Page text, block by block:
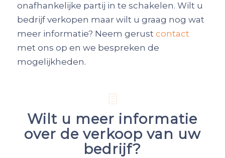
onafhankelijke partij in te schakelen. Wilt u
bedrijf verkopen maar wilt u graag nog wat
meer informatie? Neem gerust contact
met ons op en we bespreken de
mogelijkheden.
Wilt u meer informatie
over de verkoop van uw
bedrijf?